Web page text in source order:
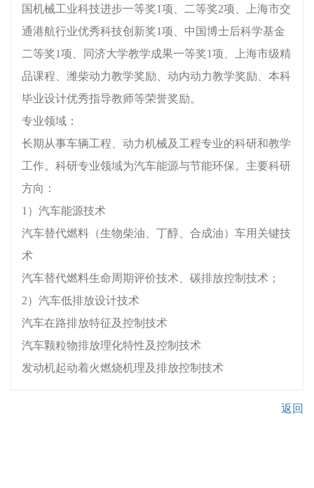
国机械工业科技进步一等奖1项、二等奖2项、上海市交
通港航行业优秀科技创新奖1项、中国博士后科学基金
二等奖1项、同济大学教学成果一等奖1项、上海市级精
品课程、潍柴动力教学奖励、动内动力教学奖励、本科
毕业设计优秀指导教师等荣誉奖励。
专业领域：
长期从事车辆工程、动力机械及工程专业的科研和教学
工作。科研专业领域为汽车能源与节能环保。主要科研
方向：
1）汽车能源技术
汽车替代燃料（生物柴油、丁醇、合成油）车用关键技
术
汽车替代燃料生命周期评价技术、碳排放控制技术；
2）汽车低排放设计技术
汽车在路排放特征及控制技术
汽车颗粒物排放理化特性及控制技术
发动机起动着火燃烧机理及排放控制技术
返回